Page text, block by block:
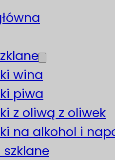
wina
piwa
z oliwą z oliwek
na alkohol i
szklane